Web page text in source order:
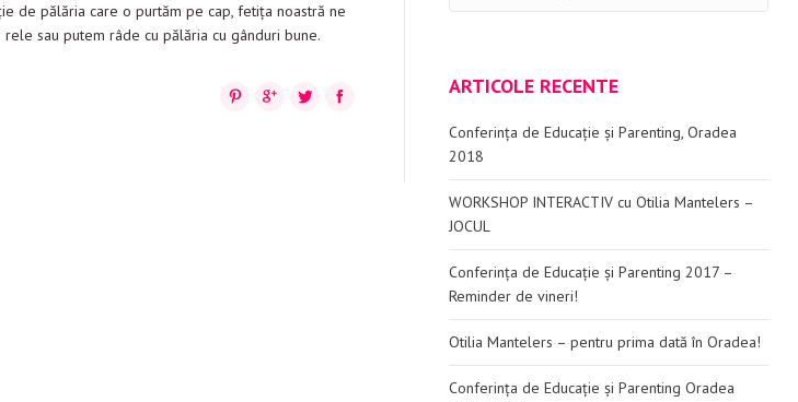
de pălăria care o purtăm pe cap, fetiţa noastră ne
sau putem râde cu pălăria cu gânduri bune.
Facebook
Twitter
Google+
Pinterest ARTICOLE RECENTE
Conferința de Educație și Parenting, Oradea
2018
WORKSHOP INTERACTIV cu Otilia Mantelers –
JOCUL
Conferința de Educație și Parenting 2017 –
Reminder de vineri!
Otilia Mantelers – pentru prima dată în Oradea!
Conferința de Educație și Parenting Oradea